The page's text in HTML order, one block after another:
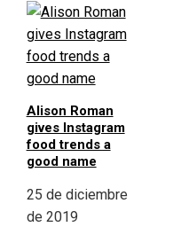
Alison Roman
gives Instagram
food trends a
good name
25 de diciembre
de 2019